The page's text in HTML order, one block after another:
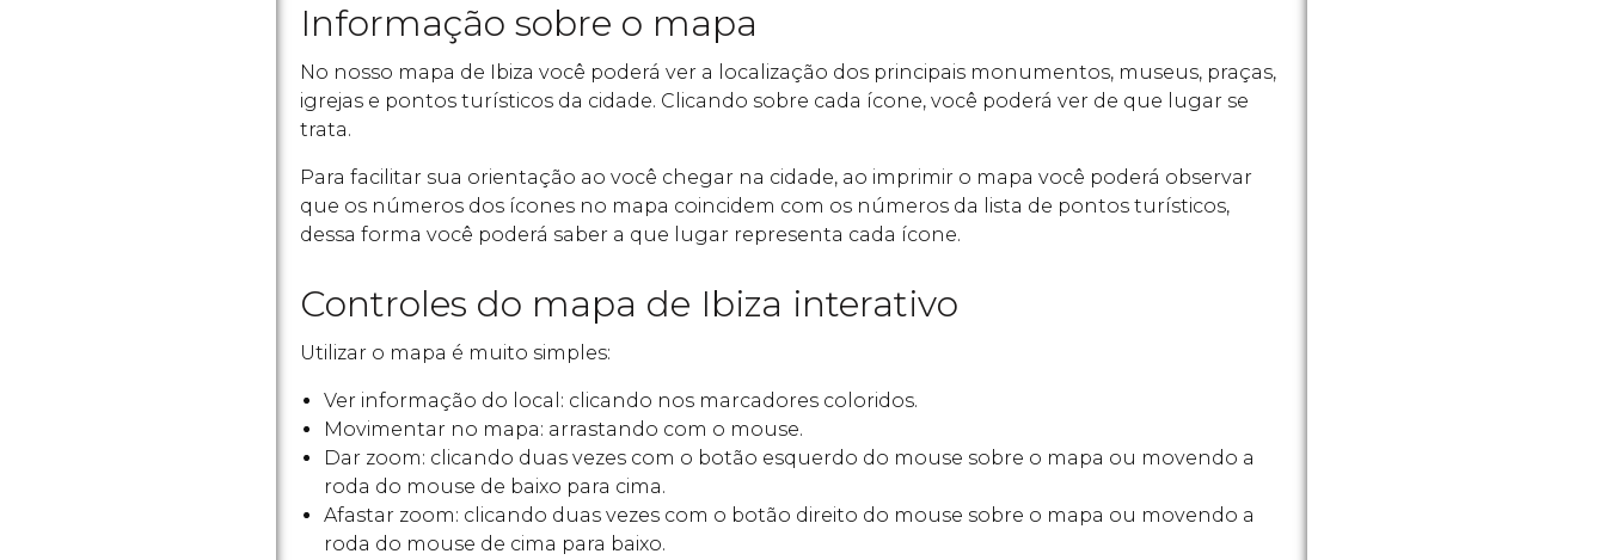
Informação sobre o mapa
No nosso mapa de Ibiza você poderá ver a localização dos principais monumentos, museus, praças,
igrejas e pontos turísticos da cidade. Clicando sobre cada ícone, você poderá ver de que lugar se
trata.
Para facilitar sua orientação ao você chegar na cidade, ao imprimir o mapa você poderá observar
que os números dos ícones no mapa coincidem com os números da lista de pontos turísticos,
dessa forma você poderá saber a que lugar representa cada ícone.
Controles do mapa de Ibiza interativo
Utilizar o mapa é muito simples:
Ver informação do local: clicando nos marcadores coloridos.
Movimentar no mapa: arrastando com o mouse.
Dar zoom: clicando duas vezes com o botão esquerdo do mouse sobre o mapa ou movendo a
roda do mouse de baixo para cima.
Afastar zoom: clicando duas vezes com o botão direito do mouse sobre o mapa ou movendo a
roda do mouse de cima para baixo.